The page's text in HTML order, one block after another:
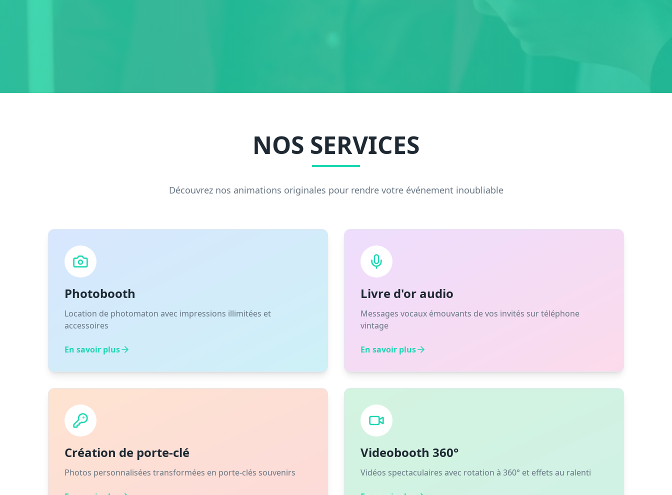
NOS SERVICES
Découvrez nos animations originales pour rendre votre événement inoubliable
Photobooth
Location de photomaton avec impressions illimitées et
accessoires
En savoir plus
Livre d'or audio
Messages vocaux émouvants de vos invités sur téléphone
vintage
En savoir plus
Création de porte-clé
Photos personnalisées transformées en porte-clés souvenirs
Videobooth 360°
Vidéos spectaculaires avec rotation à 360° et effets au ralenti